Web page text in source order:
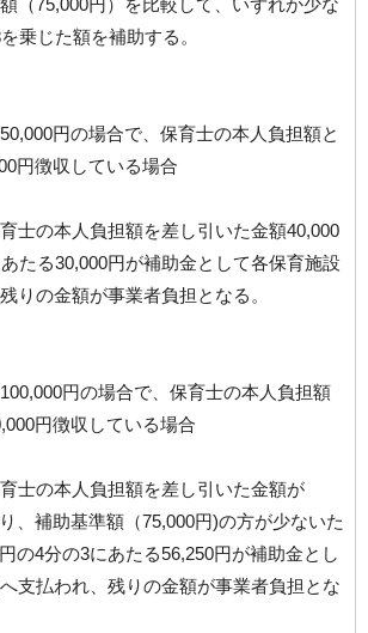
（75,000円）を比較して、いずれか少な
乗じた額を補助する。
円の場合で、保育士の本人負担額と
円徴収している場合
士の本人負担額を差し引いた金額40,000
たる30,000円が補助金として各保育施設
りの金額が事業者負担となる。
円の場合で、保育士の本人負担額
円徴収している場合
士の本人負担額を差し引いた金額が
、補助基準額（75,000円)の方が少ないた
の4分の3にあたる56,250円が補助金とし
支払われ、残りの金額が事業者負担とな